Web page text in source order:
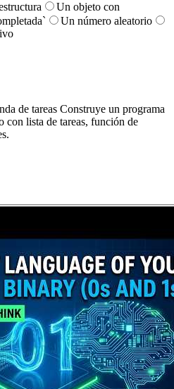
Un objeto con
Un número aleatorio
de tareas Construye un programa
con lista de tareas, función de